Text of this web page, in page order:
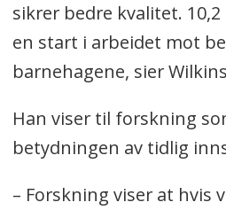
sikrer bedre kvalitet.
en start i arbeidet mot
barnehagene, sier
Han viser til forskning
betydningen av tidlig
– Forskning viser at hvis